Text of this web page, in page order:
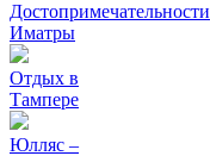
Достопримечательности
Иматры
Отдых в
Тампере
Юлляс –